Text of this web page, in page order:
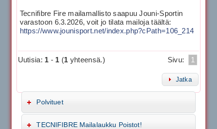
Tecnifibre Fire mailamallisto saapuu Jouni-Sportin
varastoon 6.3.2026, voit jo tilata mailoja täältä:
https://www.jounisport.net/index.php?cPath=106_214
Uutisia: 1 - 1 (1 yhteensä.) Sivu: 1
Jatka
Polvituet
TECNIFIBRE Mailalaukku Poistot!